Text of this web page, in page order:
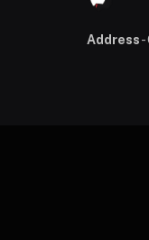
Address-